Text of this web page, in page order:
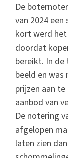
De
van 2024
kort werd
doordat
bereikt. In
beeld en
prijzen aan
aanbod van
De notering
afgelopen
laten zien